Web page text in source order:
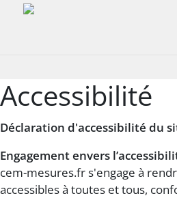
Accessibilité
Déclaration d'accessibilité du
Engagement envers
cem-mesures.fr s'engage à
accessibles à toutes et tous,